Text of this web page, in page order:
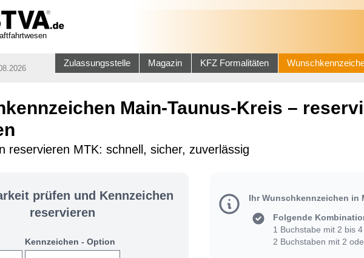
Zulassungsstelle Magazin KFZ Formalitäten
Main-Taunus-Kreis –
reservieren MTK: schnell, sicher, zuverlässig
prüfen und Kennzeichen
reservieren
Kennzeichen - Option
Ihr Wunschkennzeichen in
Folgende
1 Buchstabe mit 2 bis
2 Buchstaben mit 2